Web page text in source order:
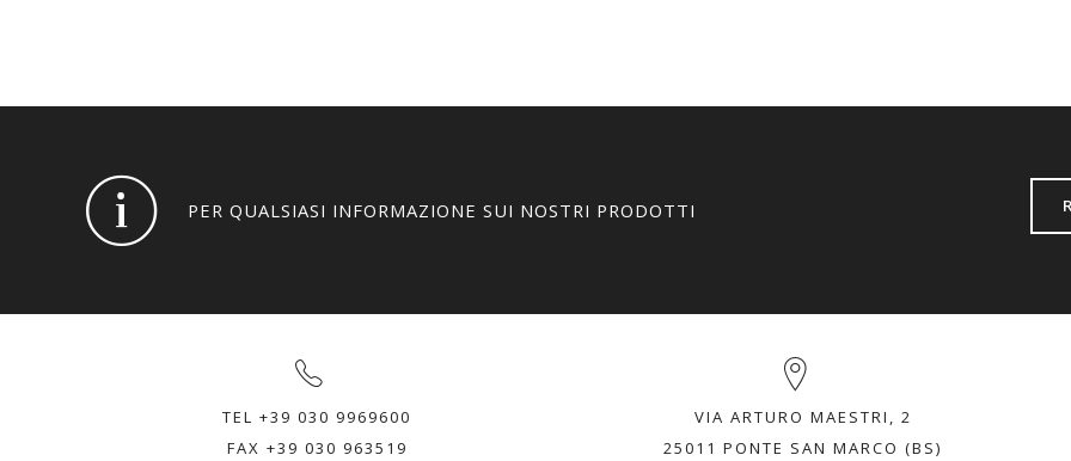
PER QUALSIASI INFORMAZIONE SUI NOSTRI PRODOTTI
TEL +39 030 9969600
FAX +39 030 963519
VIA ARTURO MAESTRI, 2
25011 PONTE SAN MARCO (BS)